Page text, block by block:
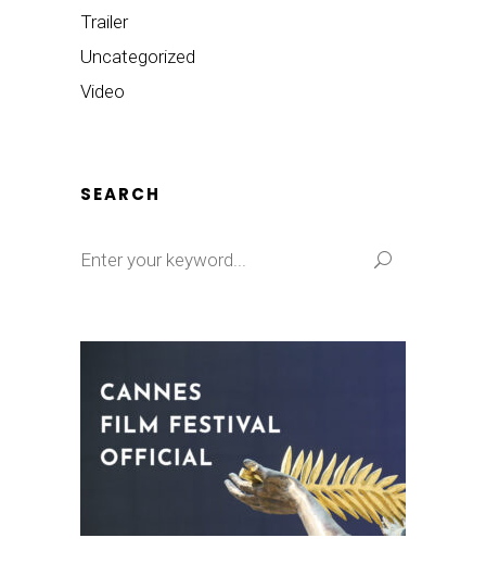
Trailer
Uncategorized
Video
SEARCH